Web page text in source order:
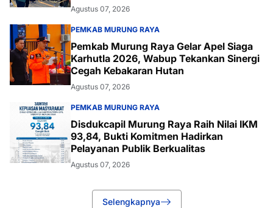
Agustus 07, 2026
PEMKAB MURUNG RAYA
Pemkab Murung Raya Gelar Apel Siaga
Karhutla 2026, Wabup Tekankan Sinergi
Cegah Kebakaran Hutan
Agustus 07, 2026
PEMKAB MURUNG RAYA
Disdukcapil Murung Raya Raih Nilai IKM
93,84, Bukti Komitmen Hadirkan
Pelayanan Publik Berkualitas
Agustus 07, 2026
Selengkapnya